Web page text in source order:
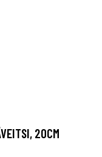
20CM